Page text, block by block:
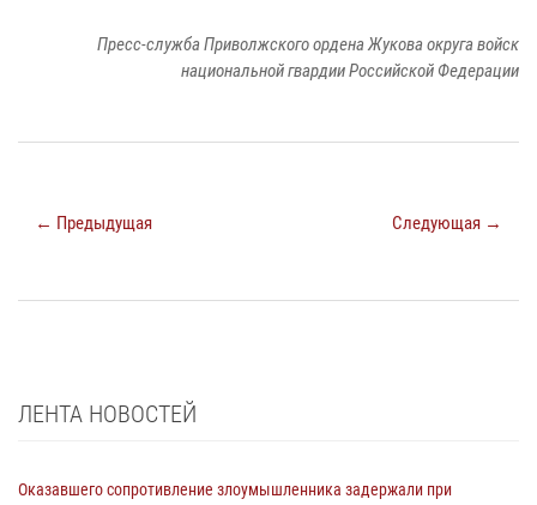
Пресс-служба Приволжского ордена Жукова округа войск
национальной гвардии Российской Федерации
← Предыдущая Следующая →
ЛЕНТА НОВОСТЕЙ
Оказавшего сопротивление злоумышленника задержали при